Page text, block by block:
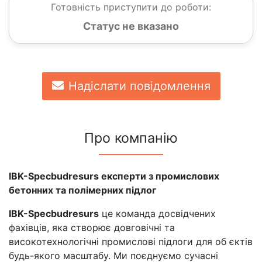
Готовність приступити до роботи:
Статус не вказано
Надіслати повідомлення
Про компанію
IBK-Specbudresurs експерти з промислових
бетонних та полімерних підлог
IBK-Specbudresurs це команда досвідчених
фахівців, яка створює довговічні та
високотехнологічні промислові підлоги для об єктів
будь-якого масштабу. Ми поєднуємо сучасні